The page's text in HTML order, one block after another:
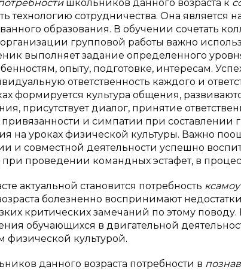
школьников данного возраста к
технологию сотрудничества. Она является
образования. В обучении сочетать
групповой работы важно
выполняет задание определенного
опыту, подготовке, интересам.
ответственность каждого и
формируется культура общения,
присутствует диалог, принятие
и симпатии при составлении
на уроках физической культуры. Важно
и совместной деятельности успешно
проведении командных эстафет, в
актуальной становится потребность
болезненно воспринимают
критических замечаний по этому
обучающихся в двигательной
физической культурой.
данного возраста потребности в